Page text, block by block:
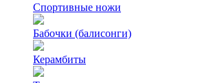
Спортивные ножи
Бабочки (балисонги)
Керамбиты